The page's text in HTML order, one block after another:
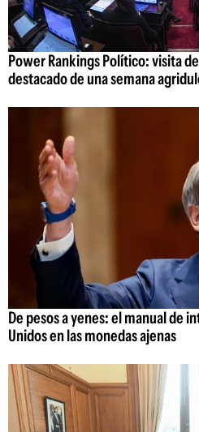
Power Rankings Político: visita
destacado de una semana
De pesos a yenes: el manual de
Unidos en las monedas ajenas